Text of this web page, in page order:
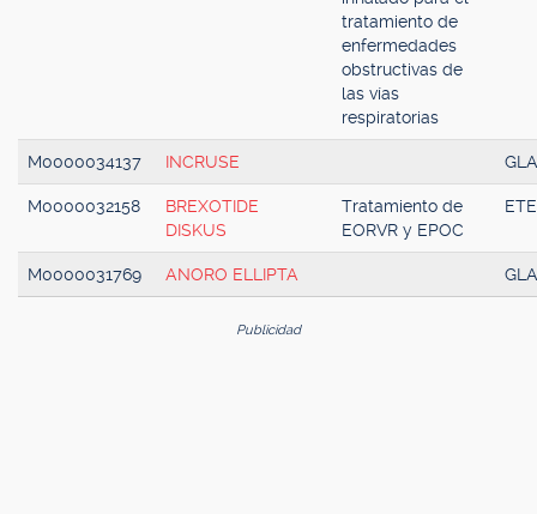
tratamiento de
enfermedades
obstructivas de
las vías
respiratorias
M0000034137 INCRUSE
M0000032158
BREXOTIDE
DISKUS
Tratamiento de
EORVR y EPOC
M0000031769 ANORO ELLIPTA
Publicidad